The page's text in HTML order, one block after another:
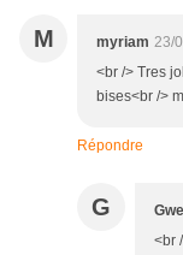
M myriam 23/
<br /> Tres
bises<br />
Répondre
G
<br